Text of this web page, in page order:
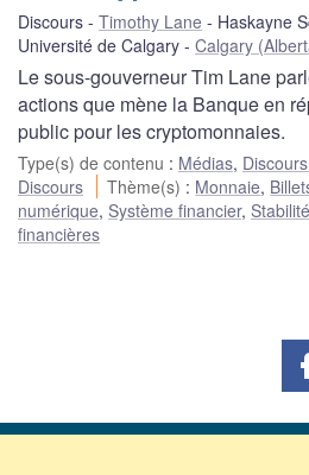
Discours Timothy Lane
Haskayne
Université de Calgary
Calgary
Le sous-gouverneur Tim Lane
actions que mène la Banque en
public pour les cryptomonnaies.
Type(s) de contenu : Médias,
Discours
Thème(s) : Monnaie,
numérique, Système financier,
financières